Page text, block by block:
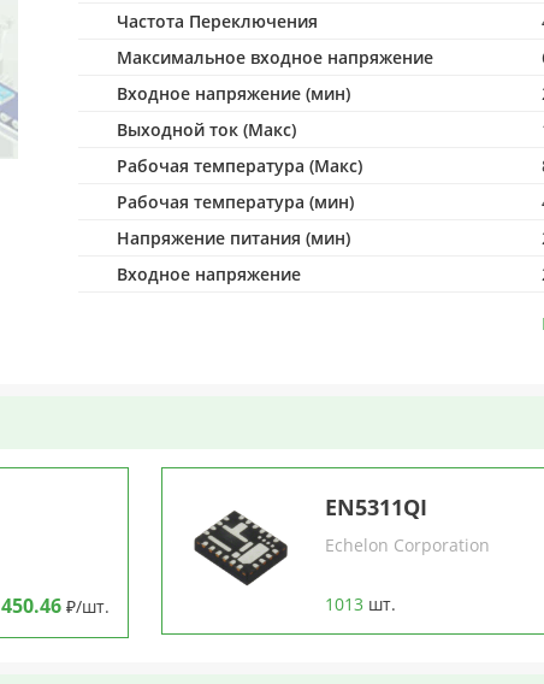
Частота Переключения
Максимальное входное напряжение
Входное напряжение (мин)
Выходной ток (Макс)
Рабочая температура (Макс)
Рабочая температура (мин)
Напряжение питания (мин)
Входное напряжение
450.46 ₽/шт.
EN5311QI
Echelon Corporation
1013 шт.